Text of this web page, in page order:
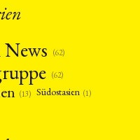
(62)
(62)
(13) Südostasien (1)